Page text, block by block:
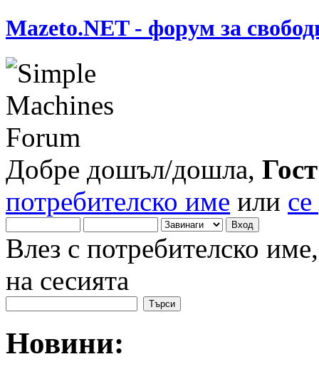
Mazeto.NET - форум за
Добре дошъл/дошла, Гост
потребителско име или
Влез с потребителско
на сесията
Новини: